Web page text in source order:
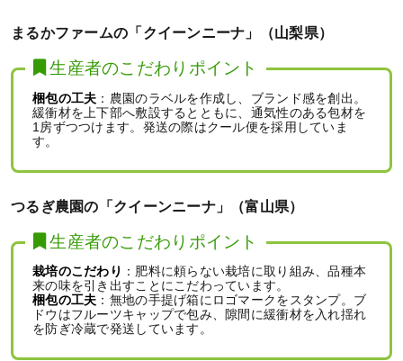
まるかファームの「クイーンニーナ」（山梨県）
生産者のこだわりポイント
梱包の工夫 ：農園のラベルを作成し、ブランド感を創出。
緩衝材を上下部へ敷設するとともに、通気性のある包材を
1房ずつつけます。発送の際はクール便を採用していま
す。
つるぎ農園の「クイーンニーナ」（富山県）
生産者のこだわりポイント
栽培のこだわり ：肥料に頼らない栽培に取り組み、品種本
来の味を引き出すことにこだわっています。
梱包の工夫 ：無地の手提げ箱にロゴマークをスタンプ。ブ
ドウはフルーツキャップで包み、隙間に緩衝材を入れ揺れ
を防ぎ冷蔵で発送しています。